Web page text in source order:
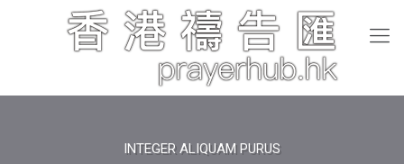
INTEGER ALIQUAM PURUS